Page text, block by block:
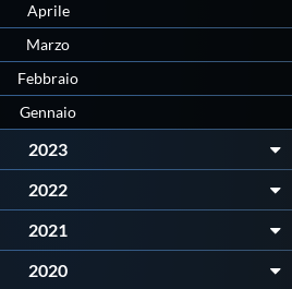
Aprile
Marzo
Febbraio
Gennaio
2023
2022
2021
2020